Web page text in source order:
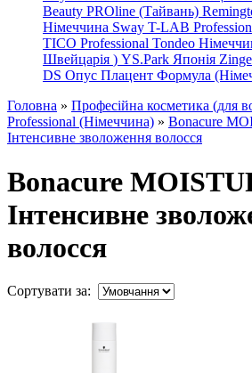
Beauty PROline (Тайвань)
Німеччина Sway T-LAB
TICO Professional Tondeo
Швейцарія ) YS.Park Японія
DS Опус Плацент Формула
Головна » Професійна косметика (для
Professional (Німеччина) » Bonacure
Інтенсивне зволоження волосся
Bonacure
Інтенсивне
волосся
Сортувати за: